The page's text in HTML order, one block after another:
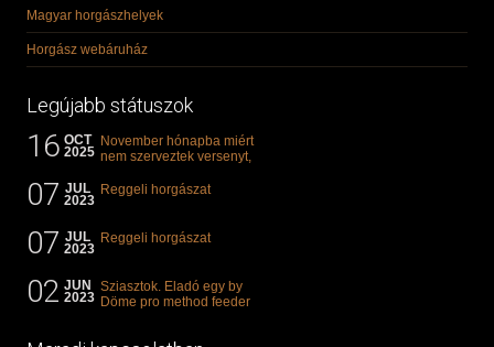
Magyar horgászhelyek
Horgász webáruház
Legújabb státuszok
16 OCT
2025
November hónapba miért
nem szerveztek versenyt,
"kárászos"...
07 JUL
2023
Reggeli horgászat
07 JUL
2023
Reggeli horgászat
02 JUN
2023
Sziasztok. Eladó egy by
Döme pro method feeder